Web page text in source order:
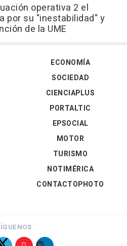
operativa 2 el
por su "inestabilidad" y
de la UME
ECONOMÍA
SOCIEDAD
CIENCIAPLUS
PORTALTIC
EPSOCIAL
MOTOR
TURISMO
NOTIMÉRICA
CONTACTOPHOTO